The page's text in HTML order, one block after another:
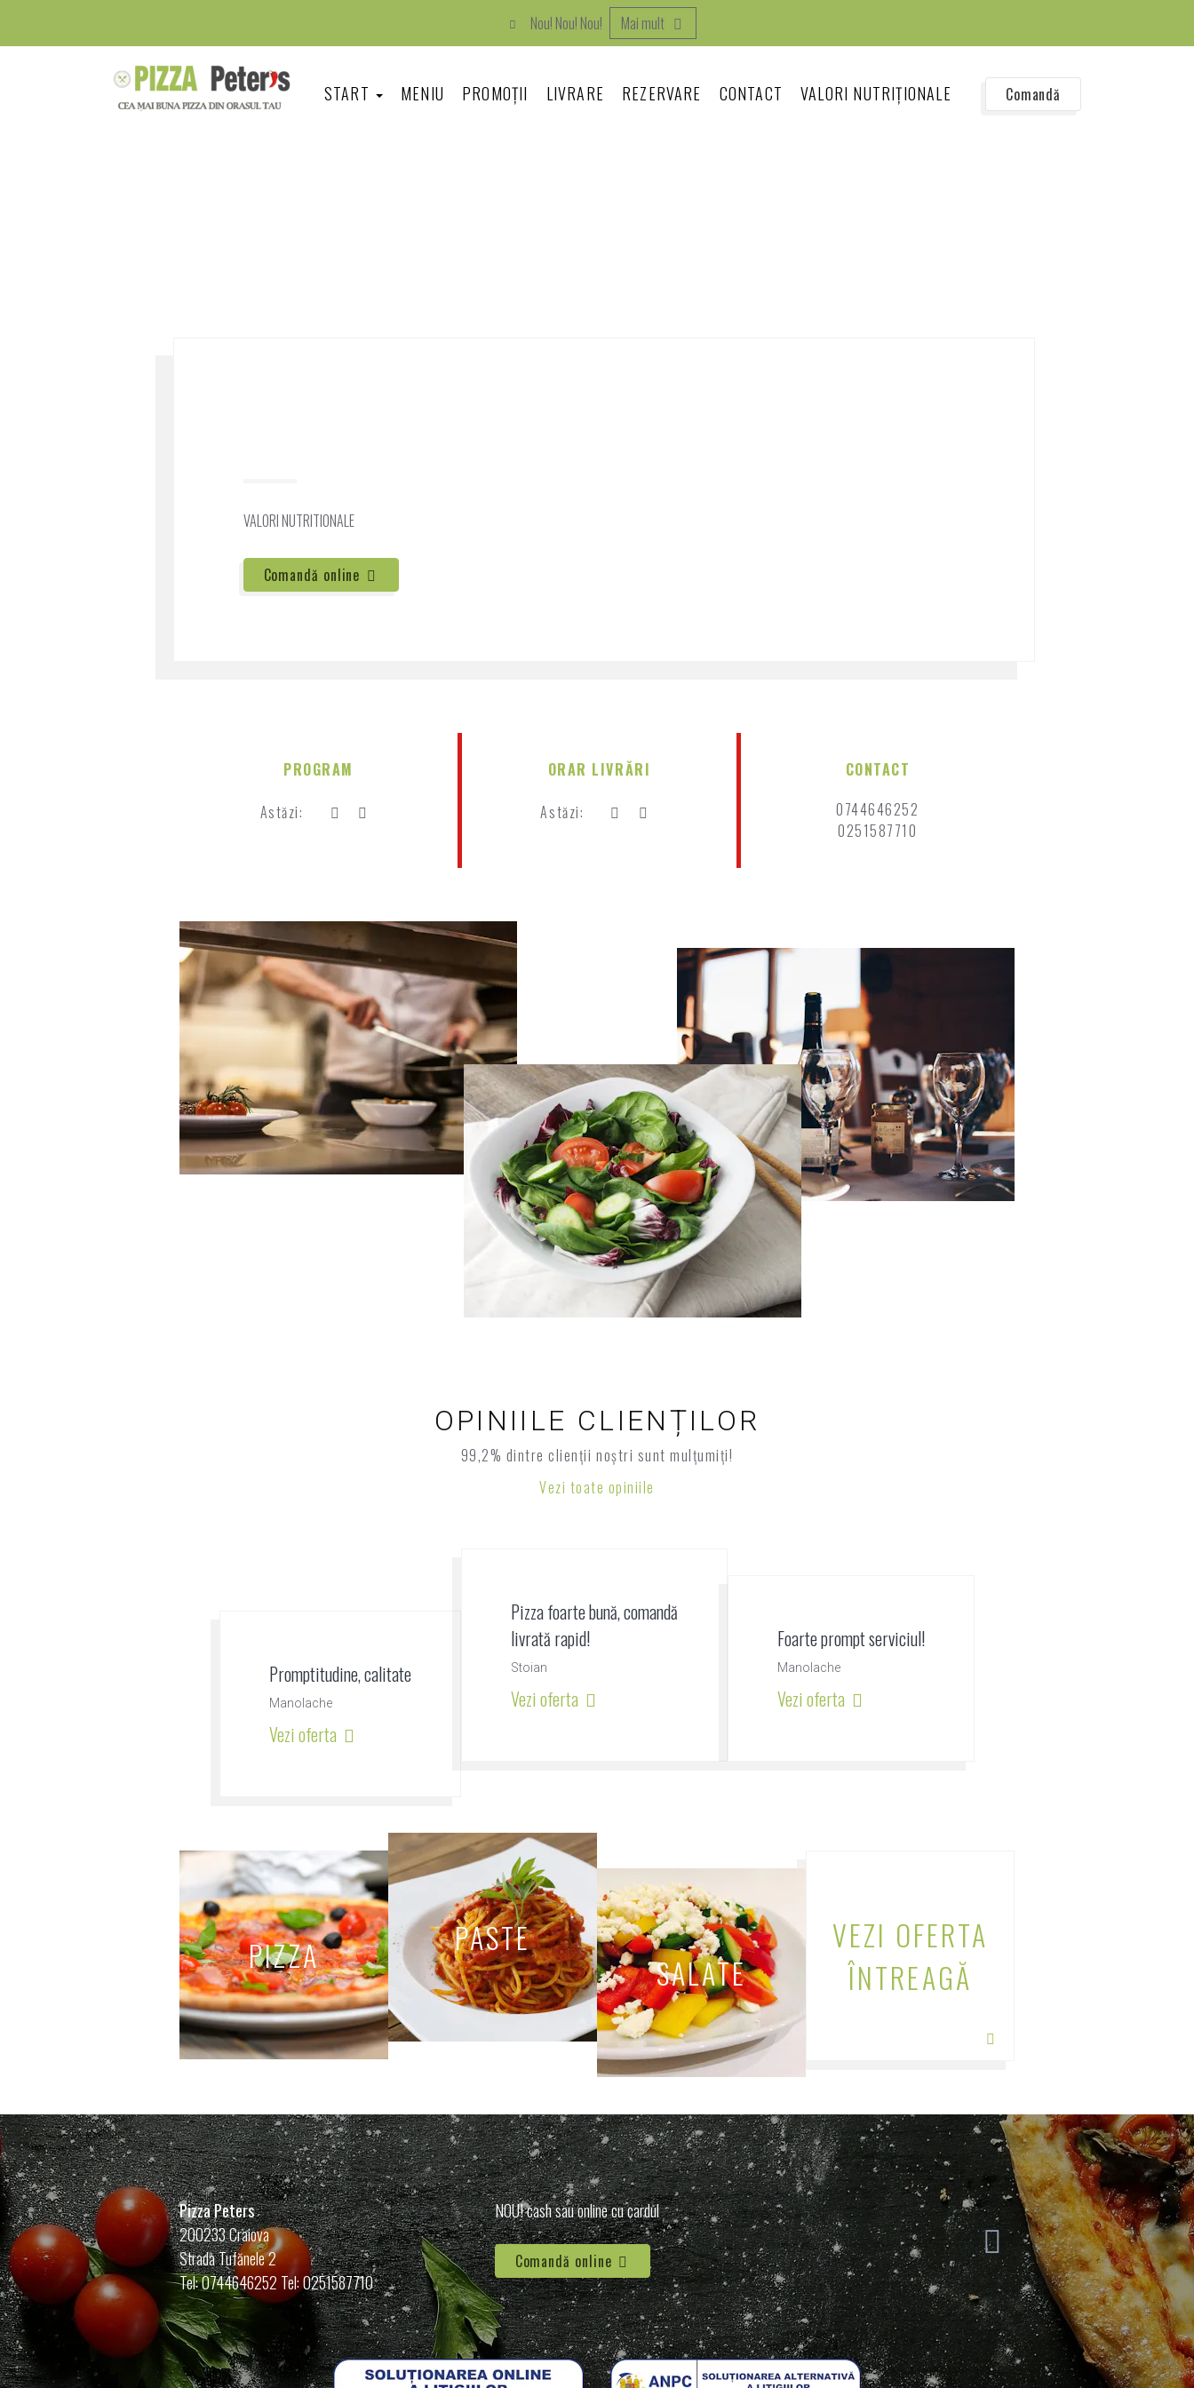
Nou! Nou! Nou! Mai mult
START MENIU PROMOȚII LIVRARE REZERVARE CONTACT VALORI NUTRIȚIONALE Comandă
VALORI NUTRITIONALE
Comandă online
Despre noiPROGRAM
Astăzi:
ORAR LIVRĂRI
Astăzi:
CONTACT
0744646252
0251587710
OPINIILE CLIENȚILOR
99,2% dintre clienții noștri sunt mulțumiți!
Vezi toate opiniile
Promptitudine, calitate
Manolache
Vezi oferta
Pizza foarte bună, comandă
livrată rapid!
Stoian
Vezi oferta
Foarte prompt serviciul!
Manolache
Vezi oferta
Poziții evidențiate
PIZZA
PASTE
SALATE
VEZI OFERTA
ÎNTREAGĂ
Pizza Peters
200233 Craiova
Strada Tufănele 2
Tel: 0744646252 Tel: 0251587710
NOU! cash sau online cu cardul
Comandă online